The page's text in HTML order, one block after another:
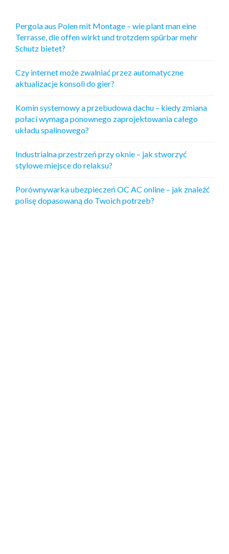
Pergola aus Polen mit Montage – wie plant man eine
Terrasse, die offen wirkt und trotzdem spürbar mehr
Schutz bietet?
Czy internet może zwalniać przez automatyczne
aktualizacje konsoli do gier?
Komin systemowy a przebudowa dachu – kiedy zmiana
połaci wymaga ponownego zaprojektowania całego
układu spalinowego?
Industrialna przestrzeń przy oknie – jak stworzyć
stylowe miejsce do relaksu?
Porównywarka ubezpieczeń OC AC online – jak znaleźć
polisę dopasowaną do Twoich potrzeb?